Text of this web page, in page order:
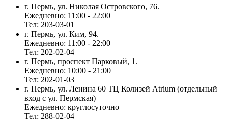
г. Пермь, ул. Николая Островского, 76.
Ежедневно: 11:00 - 22:00
Тел: 203-03-01
г. Пермь, ул. Ким, 94.
Ежедневно: 11:00 - 22:00
Тел: 202-02-04
г. Пермь, проспект Парковый, 1.
Ежедневно: 10:00 - 21:00
Тел: 202-01-03
г. Пермь, ул. Ленина 60 ТЦ Колизей Atrium (отдельный
вход с ул. Пермская)
Ежедневно: круглосуточно
Тел: 288-02-04